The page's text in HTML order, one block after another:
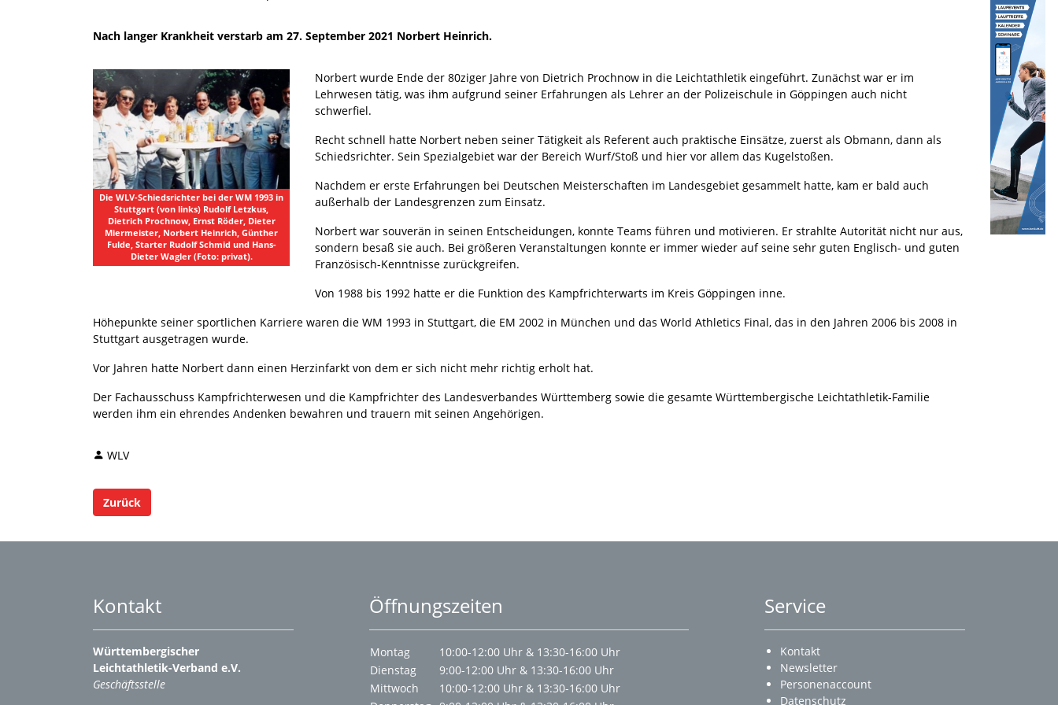
Nach langer Krankheit verstarb am 27. September 2021 Norbert Heinrich.
Die WLV-Schiedsrichter bei der WM 1993 in
Stuttgart (von links) Rudolf Letzkus,
Dietrich Prochnow, Ernst Röder, Dieter
Miermeister, Norbert Heinrich, Günther
Fulde, Starter Rudolf Schmid und Hans-
Dieter Wagler (Foto: privat).
Norbert wurde Ende der 80ziger Jahre von Dietrich Prochnow in die Leichtathletik eingeführt. Zunächst war er im
Lehrwesen tätig, was ihm aufgrund seiner Erfahrungen als Lehrer an der Polizeischule in Göppingen auch nicht
schwerfiel.
Recht schnell hatte Norbert neben seiner Tätigkeit als Referent auch praktische Einsätze, zuerst als Obmann, dann als
Schiedsrichter. Sein Spezialgebiet war der Bereich Wurf/Stoß und hier vor allem das Kugelstoßen.
Nachdem er erste Erfahrungen bei Deutschen Meisterschaften im Landesgebiet gesammelt hatte, kam er bald auch
außerhalb der Landesgrenzen zum Einsatz.
Norbert war souverän in seinen Entscheidungen, konnte Teams führen und motivieren. Er strahlte Autorität nicht nur aus,
sondern besaß sie auch. Bei größeren Veranstaltungen konnte er immer wieder auf seine sehr guten Englisch- und guten
Französisch-Kenntnisse zurückgreifen.
Von 1988 bis 1992 hatte er die Funktion des Kampfrichterwarts im Kreis Göppingen inne.
Höhepunkte seiner sportlichen Karriere waren die WM 1993 in Stuttgart, die EM 2002 in München und das World Athletics Final, das in den Jahren 2006 bis 2008 in
Stuttgart ausgetragen wurde.
Vor Jahren hatte Norbert dann einen Herzinfarkt von dem er sich nicht mehr richtig erholt hat.
Der Fachausschuss Kampfrichterwesen und die Kampfrichter des Landesverbandes Württemberg sowie die gesamte Württembergische Leichtathletik-Familie
werden ihm ein ehrendes Andenken bewahren und trauern mit seinen Angehörigen.
WLV
Zurück
Kontakt
Württembergischer
Leichtathletik-Verband e.V.
Geschäftsstelle
Öffnungszeiten
Montag
10:00-12:00 Uhr & 13:30-16:00 Uhr
Dienstag
9:00-12:00 Uhr & 13:30-16:00 Uhr
Mittwoch
10:00-12:00 Uhr & 13:30-16:00 Uhr
Service
Kontakt
Newsletter
Personenaccount
Datenschutz